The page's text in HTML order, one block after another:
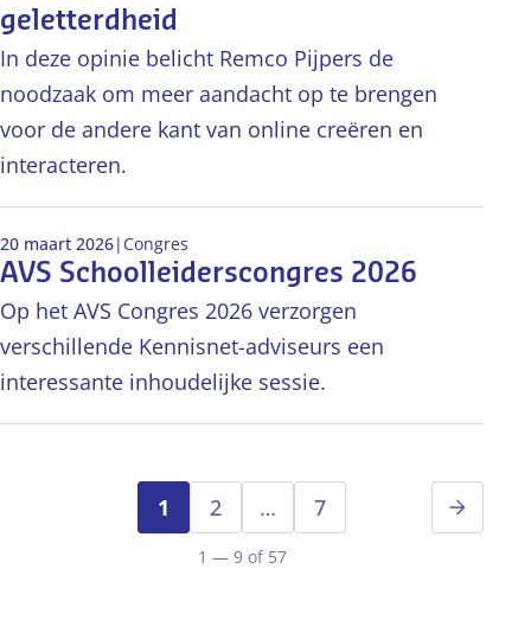
geletterdheid
In deze opinie belicht Remco Pijpers de
noodzaak om meer aandacht op te brengen
voor de andere kant van online creëren en
interacteren.
AVS Schoolleiderscongres 2026
20 maart 2026| Congres
Op het AVS Congres 2026 verzorgen
verschillende Kennisnet-adviseurs een
interessante inhoudelijke sessie.
1 2 … 7
1 — 9 of 57